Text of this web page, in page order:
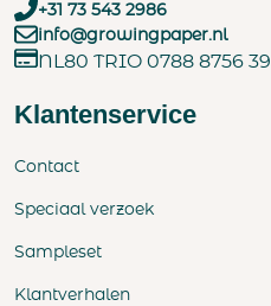
+31 73 543 2986
info@growingpaper.nl
NL80 TRIO 0788 8756 39
Klantenservice
Contact
Speciaal verzoek
Sampleset
Klantverhalen